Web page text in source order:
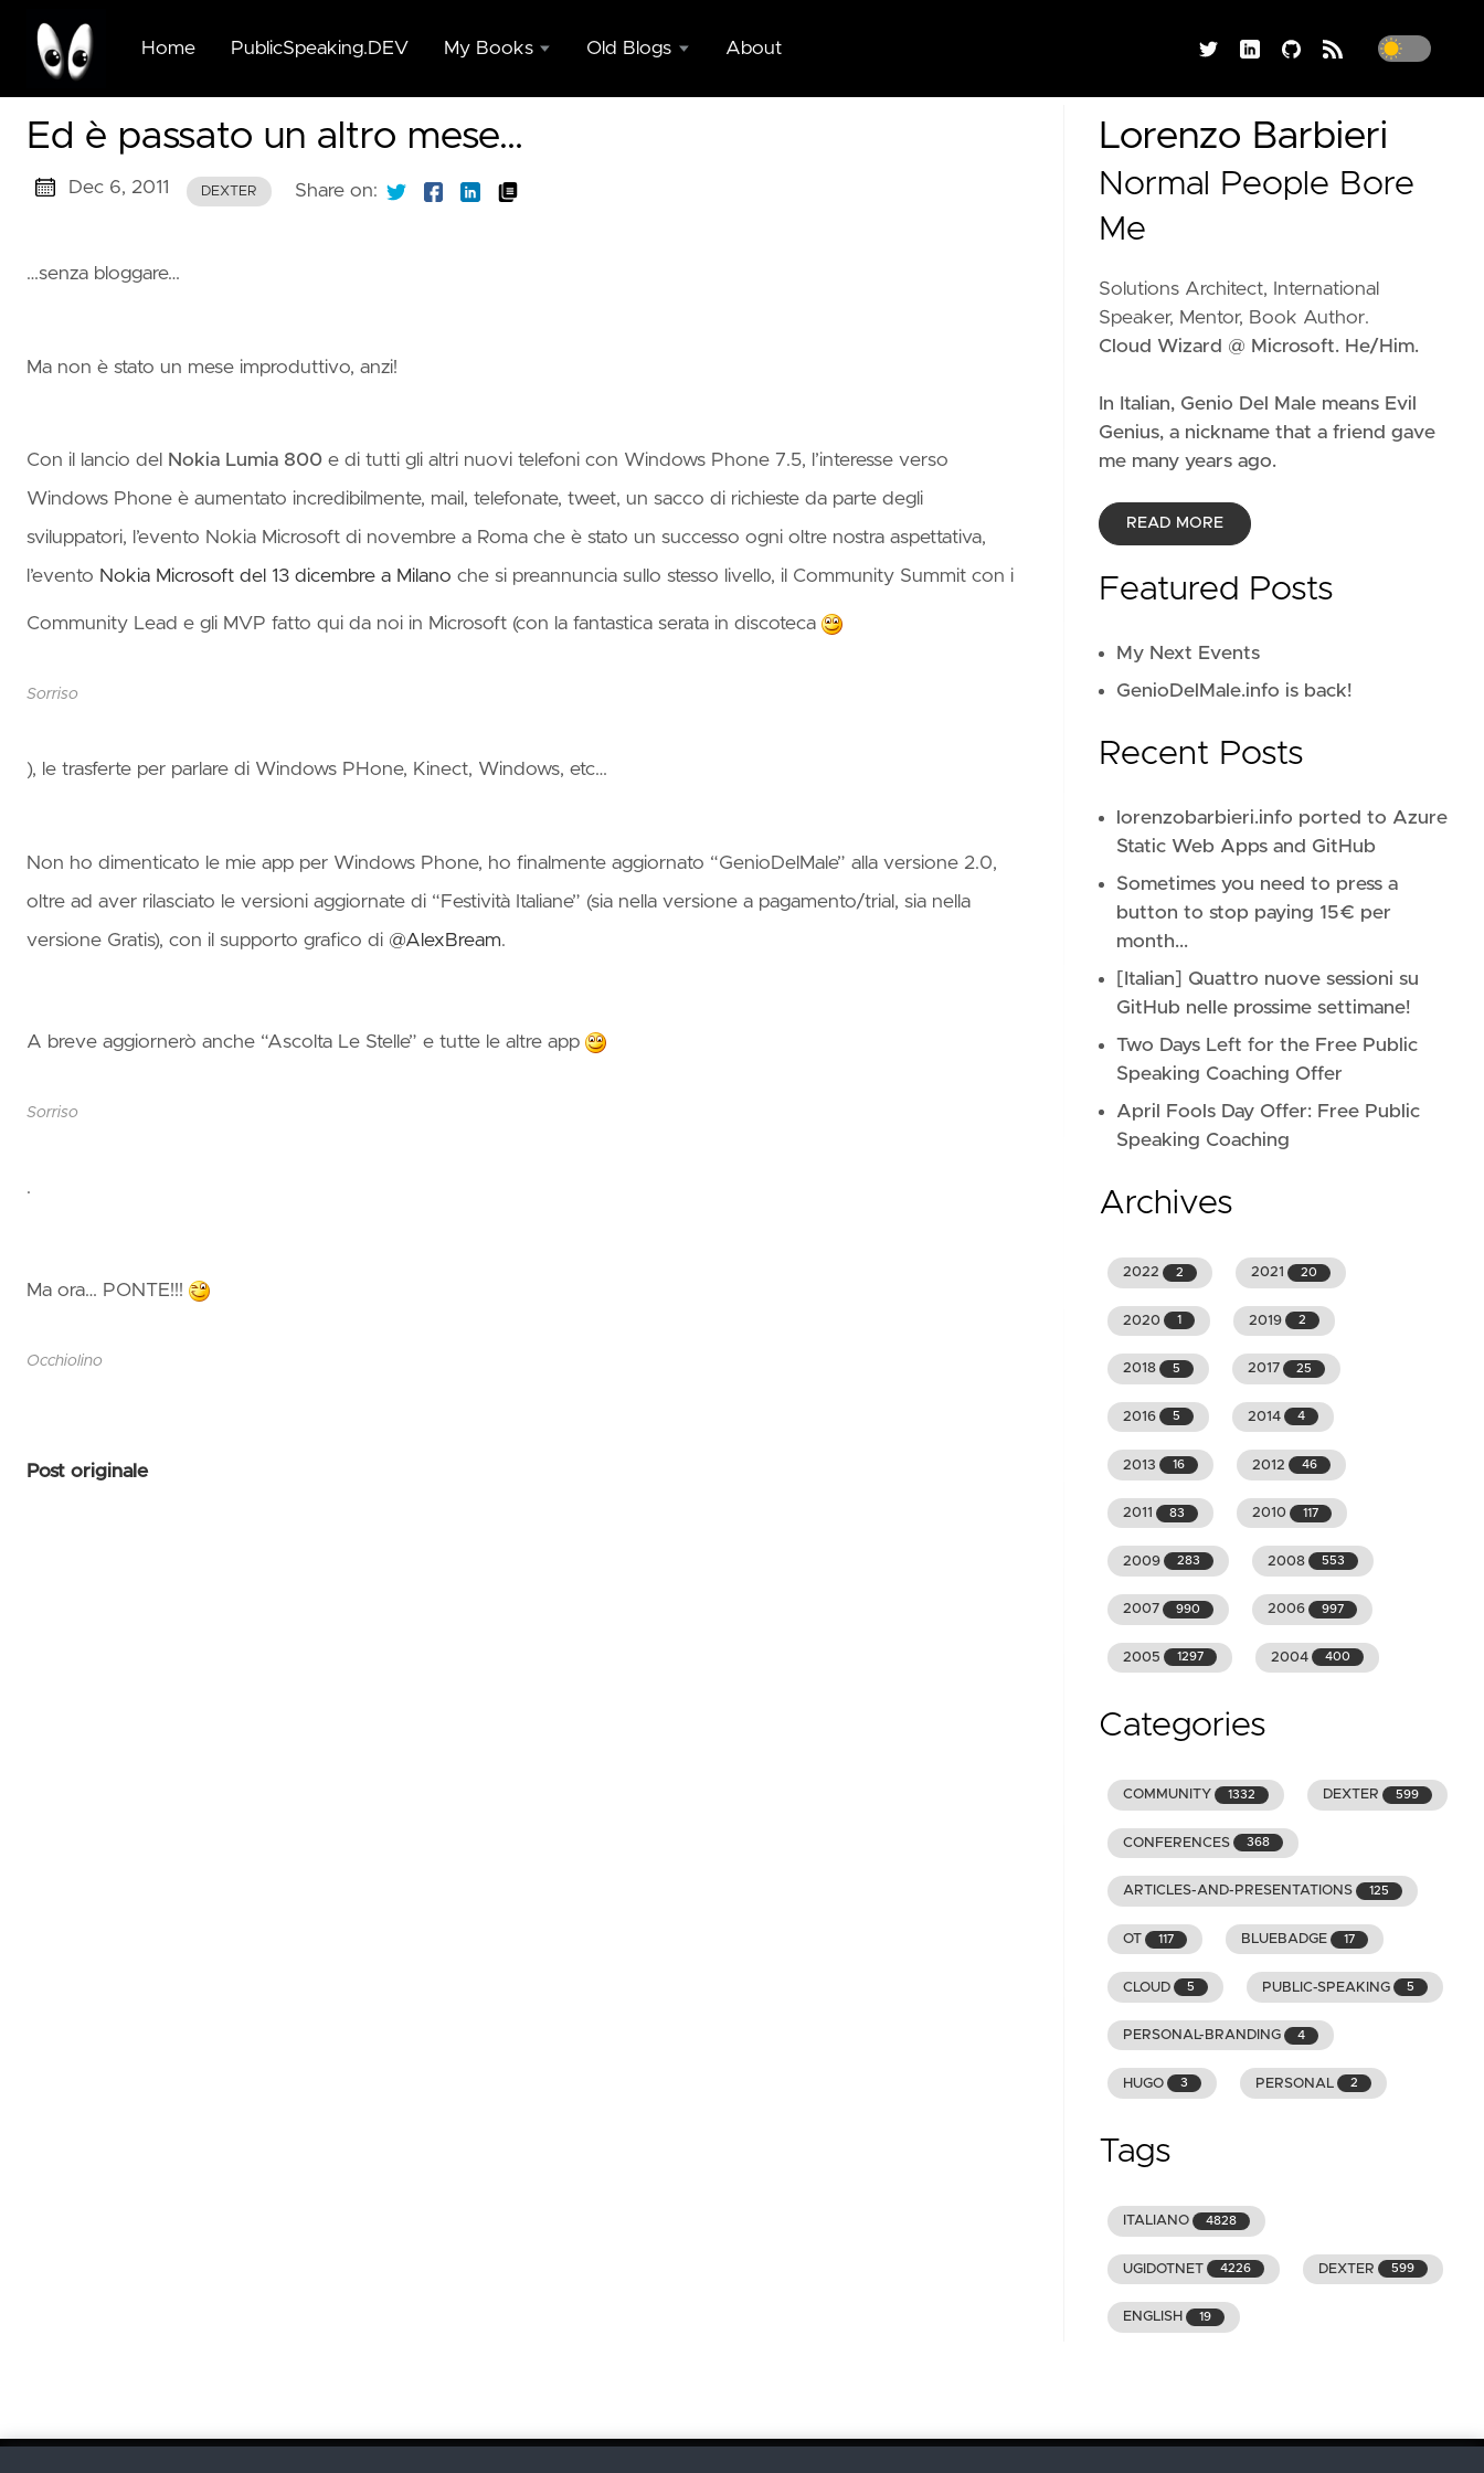
Home PublicSpeaking.DEV My Books
🆕🆓
Beyond
Speaking
Modernization
on Azure
Succinctly
👛Mastering
Azure
Old Blogs
Copy of
About
Ed è passato un altro mese…
Dec 6, 2011 DEXTER Share on:
…senza bloggare…
Ma non è stato un mese improduttivo, anzi!
Con il lancio del Nokia Lumia 800 e di tutti gli altri nuovi telefoni con Windows Phone 7.5, l’interesse verso
Windows Phone è aumentato incredibilmente, mail, telefonate, tweet, un sacco di richieste da parte degli
sviluppatori, l’evento Nokia Microsoft di novembre a Roma che è stato un successo ogni oltre nostra aspettativa,
l’evento Nokia Microsoft del 13 dicembre a Milano che si preannuncia sullo stesso livello, il Community Summit con i
Community Lead e gli MVP fatto qui da noi in Microsoft (con la fantastica serata in discoteca
Sorriso
), le trasferte per parlare di Windows PHone, Kinect, Windows, etc…
Non ho dimenticato le mie app per Windows Phone, ho finalmente aggiornato “GenioDelMale” alla versione 2.0,
oltre ad aver rilasciato le versioni aggiornate di “Festività Italiane” (sia nella versione a pagamento/trial, sia nella
versione Gratis), con il supporto grafico di @AlexBream.
A breve aggiornerò anche “Ascolta Le Stelle” e tutte le altre app
Sorriso
.
Ma ora… PONTE!!!
Occhiolino
Post originale
Lorenzo Barbieri
Normal People Bore
Me
Solutions Architect, International
Speaker, Mentor, Book Author.
Cloud Wizard @ Microsoft. He/Him.
In Italian, Genio Del Male means Evil
Genius, a nickname that a friend gave
me many years ago.
READ MORE
Featured Posts
My Next Events
GenioDelMale.info is back!
Recent Posts
lorenzobarbieri.info ported to Azure
Static Web Apps and GitHub
Sometimes you need to press a
button to stop paying 15€ per
month...
[Italian] Quattro nuove sessioni su
GitHub nelle prossime settimane!
Two Days Left for the Free Public
Speaking Coaching Offer
April Fools Day Offer: Free Public
Speaking Coaching
Archives
2022 2 2021 20
2020 1 2019 2
2018 5 2017 25
2016 5 2014 4
2013 16 2012 46
2011 83 2010 117
2009 283 2008 553
2007 990 2006 997
2005 1297 2004 400
Categories
COMMUNITY 1332 DEXTER 599
CONFERENCES 368
ARTICLES-AND-PRESENTATIONS 125
OT 117 BLUEBADGE 17
CLOUD 5 PUBLIC-SPEAKING 5
PERSONAL-BRANDING 4
HUGO 3 PERSONAL 2
Tags
ITALIANO 4828
UGIDOTNET 4226 DEXTER 599
ENGLISH 19